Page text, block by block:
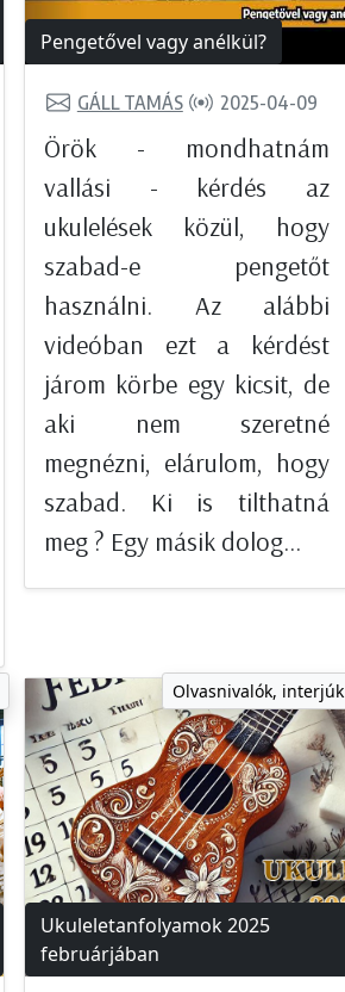
Pengetővel vagy anélkül?
GÁLL TAMÁS 2025-04-09
Örök - mondhatnám
vallási - kérdés az
ukulelések közül, hogy
szabad-e pengetőt
használni. Az alábbi
videóban ezt a kérdést
járom körbe egy kicsit, de
aki nem szeretné
megnézni, elárulom, hogy
szabad. Ki is tilthatná
meg ? Egy másik dolog...
Olvasnivalók, interjúk
Ukuleletanfolyamok 2025
februárjában